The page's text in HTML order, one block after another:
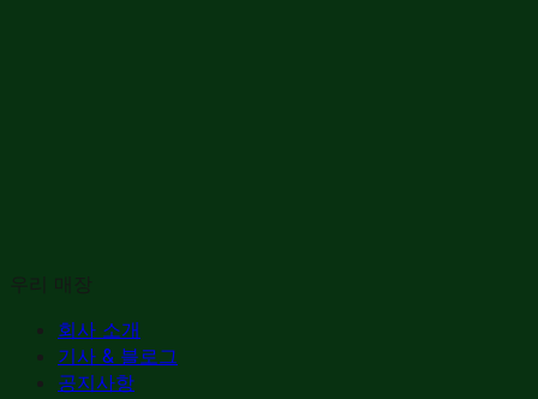
우리 매장
회사 소개
기사 & 블로그
공지사항